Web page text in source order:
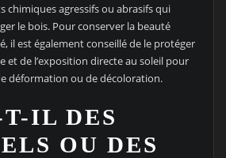
chimiques agressifs ou abrasifs qui
le bois. Pour conserver la beauté
il est également conseillé de le protéger
et de l’exposition directe au soleil pour
déformation ou de décoloration.
IL DES
OU DES